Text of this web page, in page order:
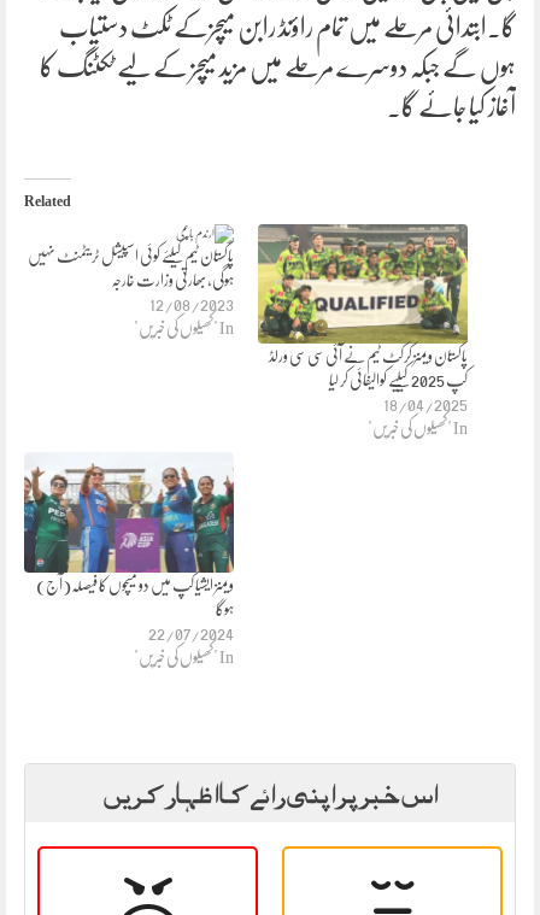
گا۔ابتدائی مرحلے میں تمام راؤنڈ رابن میچزکے ٹکٹ دستیاب
ہوں گے جبکہ دوسرے مرحلے میں مزید میچز کے لیے ٹکٹنگ کا
آغاز کیا جائے گا۔
Related
پاکستان ٹیم کیلئے کوئی اسپیشل ٹریٹمنٹ نہیں
ہوگی، بھارتی وزارت خارجہ
12/08/2023
In "کھیلوں کی خبریں"
پاکستان ویمنز کرکٹ ٹیم نے آئی سی سی ورلڈ
کپ 2025 کیلیے کوالیفائی کر لیا
18/04/2025
In "کھیلوں کی خبریں"
ویمنز ایشیا کپ میں دو میچوں کا فیصلہ(آج)
ہوگا
22/07/2024
In "کھیلوں کی خبریں"
اس خبر پر اپنی رائے کا اظہار کریں